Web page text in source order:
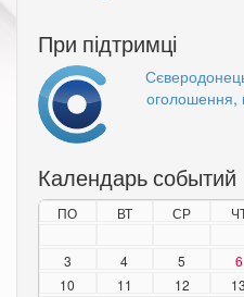
При підтримці
оголошення,
Календарь событий
ПО ВТ СР
3
4 5 6
10
11 12 13